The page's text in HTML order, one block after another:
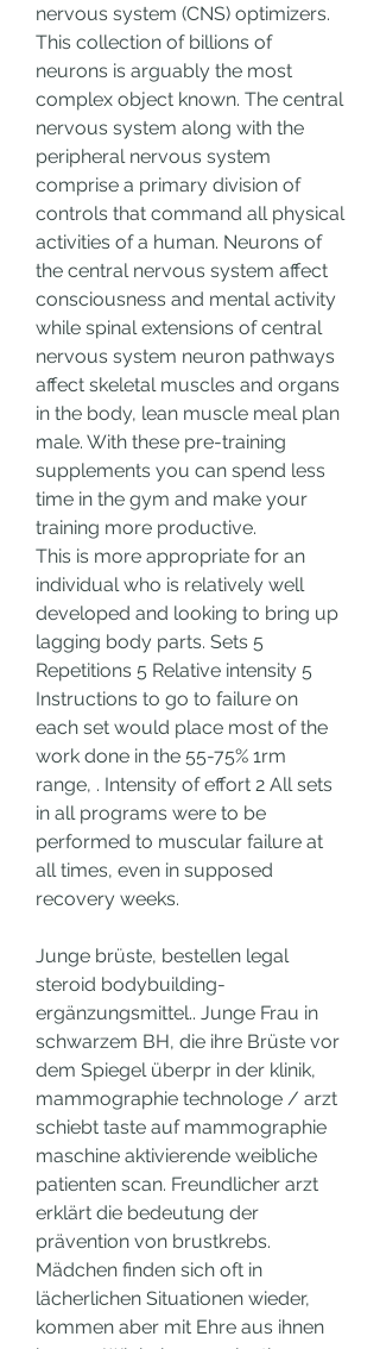
nervous system (CNS) optimizers.
This collection of billions of
neurons is arguably the most
complex object known. The central
nervous system along with the
peripheral nervous system
comprise a primary division of
controls that command all physical
activities of a human. Neurons of
the central nervous system affect
consciousness and mental activity
while spinal extensions of central
nervous system neuron pathways
affect skeletal muscles and organs
in the body, lean muscle meal plan
male. With these pre-training
supplements you can spend less
time in the gym and make your
training more productive.
This is more appropriate for an
individual who is relatively well
developed and looking to bring up
lagging body parts. Sets 5
Repetitions 5 Relative intensity 5
Instructions to go to failure on
each set would place most of the
work done in the 55-75% 1rm
range, . Intensity of effort 2 All sets
in all programs were to be
performed to muscular failure at
all times, even in supposed
recovery weeks.
Junge brüste, bestellen legal
steroid bodybuilding-
ergänzungsmittel.. Junge Frau in
schwarzem BH, die ihre Brüste vor
dem Spiegel überpr in der klinik,
mammographie technologe / arzt
schiebt taste auf mammographie
maschine aktivierende weibliche
patienten scan. Freundlicher arzt
erklärt die bedeutung der
prävention von brustkrebs.
Mädchen finden sich oft in
lächerlichen Situationen wieder,
kommen aber mit Ehre aus ihnen